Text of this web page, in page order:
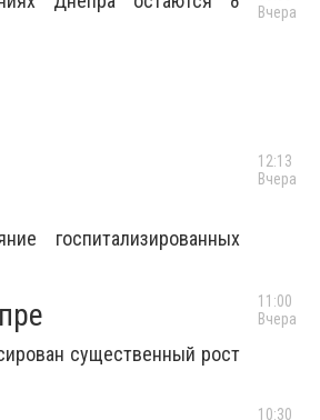
госпитализированных
существенный рост
Вчера
12:13
Вчера
11:00
Вчера
10:30